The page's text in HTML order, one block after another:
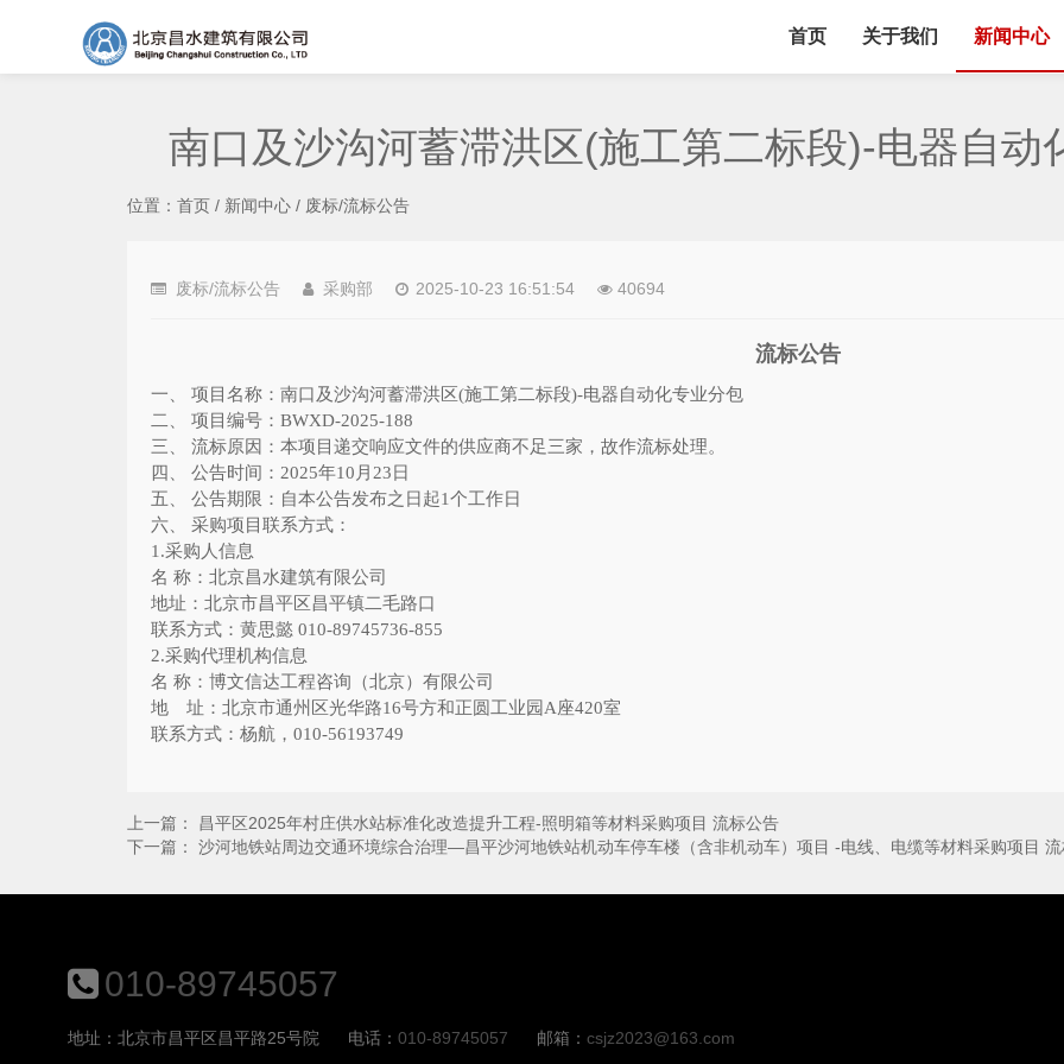
首页 关于我们 新闻中心
南口及沙沟河蓄滞洪区(施工第二标段)-电器自动
位置： 首页 / 新闻中心 / 废标/流标公告
废标/流标公告 采购部 2025-10-23 16:51:54 40694
流标公告
一、 项目名称：南口及沙沟河蓄滞洪区(施工第二标段)-电器自动化专业分包
二、 项目编号： BWXD-2025-188
三、 流标原因：本项目递交响应文件的供应商不足三家，故作流标处理。
四、 公告时间： 2025年10 月 23 日
五、 公告期限：自本公告发布之日起1个工作日
六、 采购项目联系方式：
1.采购人信息
名 称：北京昌水建筑有限公司
地址：北京市昌平区昌平镇二毛路口
联系方式：黄思懿 010-89745736-855
2.采购代理机构信息
名 称：博文信达工程咨询（北京）有限公司
地 址：北京市通州区光华路16号方和正圆工业园 A 座420室
联系方式：杨航， 010-56193749
上一篇： 昌平区2025年村庄供水站标准化改造提升工程-照明箱等材料采购项目 流标公告
下一篇： 沙河地铁站周边交通环境综合治理—昌平沙河地铁站机动车停车楼（含非机动车）项目 -电线、电缆等材料采购项目
010-89745057
地址：北京市昌平区昌平路25号院 电话： 010-89745057 邮箱： csjz2023@163.com